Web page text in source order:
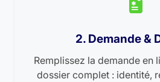
2. Demande &
Remplissez la demande en
dossier complet : identité,